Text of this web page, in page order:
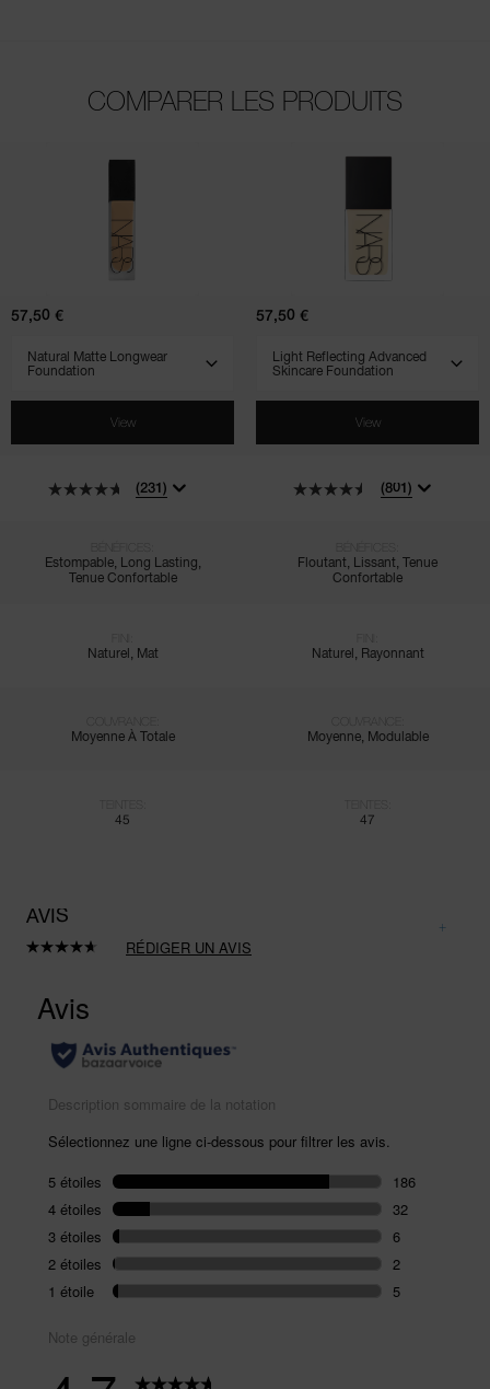
COMPARER LES PRODUITS
Natural
Matte
Longwear
Foundation
57,50 €
View
(231)
Estompable, Long Lasting,
Tenue Confortable
Naturel, Mat
Moyenne À Totale
45
Light
Reflecting
Advanced
Skincare
57,50 €
View
(801)
Floutant, Lissant, Tenue
Confortable
Naturel, Rayonnant
Moyenne, Modulable
47
AVIS
RÉDIGER UN AVIS